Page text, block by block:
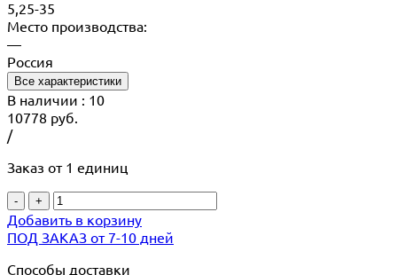
5,25-35
Место производства:
—
Россия
Все характеристики
В наличии : 10
10778 руб.
/
Заказ от 1 единиц
- +
Добавить в корзину
ПОД ЗАКАЗ от 7-10 дней
Способы доставки